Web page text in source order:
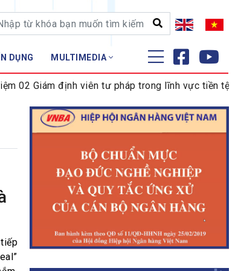
DỤNG MULTIMEDIA
Tập huấn
02 Giám định viên tư pháp trong lĩnh vực tiền tệ và